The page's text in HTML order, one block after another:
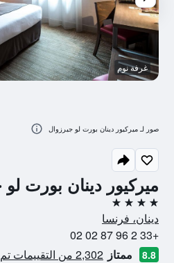
ميركيور دينان بورت
4 نجوم
دينان، فرنسا
+33 2 96 87 02 02
8.8 ممتاز 2,302 من التقييمات تم التحقق منها
غرفة نوم
صور لـ ميركيور دينان بورت لو جيرزوال